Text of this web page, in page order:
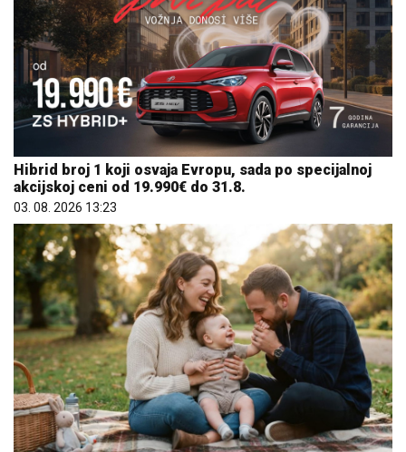
Hibrid broj 1 koji osvaja Evropu, sada po specijalnoj
akcijskoj ceni od 19.990€ do 31.8.
03. 08. 2026 13:23